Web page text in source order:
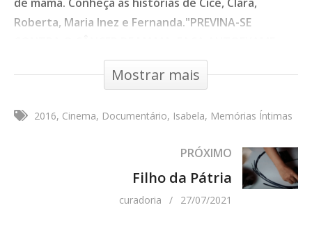
Roberta, Maria Inez e Fernanda."PREVINA-SE
TODO MÊS E MAMOGRAFIA TODO
ANO."Documentário produzido como Trabalho de
Denis Porto Renó, para o curso de Comunicação
Estadual Paulista "Júlio de Mesquita Filho" (UNESP).
- 27:16 - São Paulo, Brasil, 2016
Mostrar mais
2016 Cinema Documentário Isabela Memórias Íntimas
PRÓXIMO
Filho da Pátria
curadoria 27/07/2021